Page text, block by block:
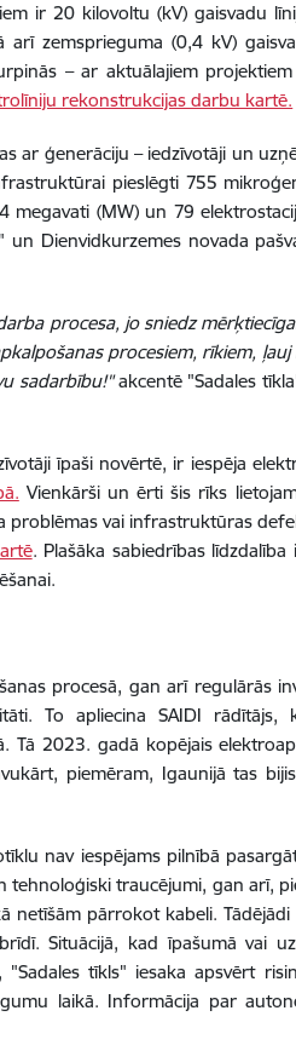
ir 20 kilovoltu (kV) gaisvadu
zemsprieguma (0,4 kV)
– ar aktuālajiem
rekonstrukcijas darbu kartē.
ar ģenerāciju – iedzīvotāji un
pieslēgti 755
megavati (MW) un 79
Dienvidkurzemes novada
procesa, jo sniedz
procesiem, rīkiem,
sadarbību!"akcentē "Sadales
īpaši novērtē, ir iespēja
Vienkārši un ērti šis rīks
vai infrastruktūras
. Plašāka sabiedrības
procesā, gan arī regulārās
To apliecina SAIDI rādītājs,
Tā 2023. gadā kopējais
piemēram, Igaunijā tas
nav iespējams pilnībā
traucējumi, gan arī,
netīšām pārrokot kabeli.
Situācijā, kad īpašumā vai
tīkls" iesaka apsvērt
laikā. Informācija par